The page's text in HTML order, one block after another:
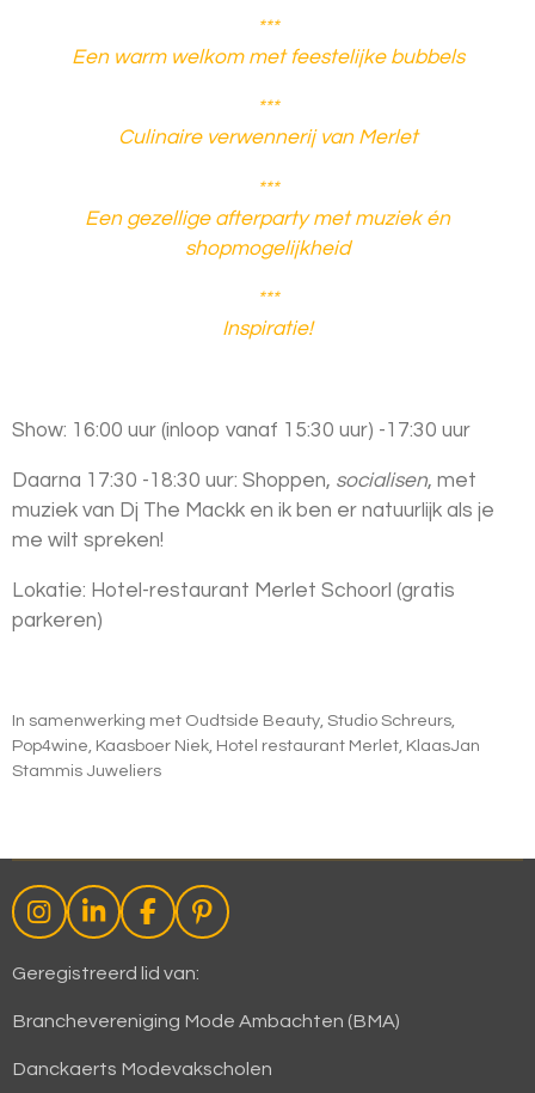
***
Een warm welkom met feestelijke bubbels
***
Culinaire verwennerij van Merlet
***
Een gezellige afterparty met muziek én
shopmogelijkheid
***
Inspiratie!
Show: 16:00 uur (inloop vanaf 15:30 uur) -17:30 uur
Daarna 17:30 -18:30 uur: Shoppen, socialisen, met
muziek van Dj The Mackk en ik ben er natuurlijk als je
me wilt spreken!
Lokatie: Hotel-restaurant Merlet Schoorl (gratis
parkeren)
In samenwerking met Oudtside Beauty, Studio Schreurs,
Pop4wine, Kaasboer Niek, Hotel restaurant Merlet, KlaasJan
Stammis Juweliers
I
n
s
a
r
L
i
n
e
I
F
a
c
b
o
P
i
e
e
Geregistreerd lid van:
Branchevereniging Mode Ambachten (BMA)
Danckaerts Modevakscholen